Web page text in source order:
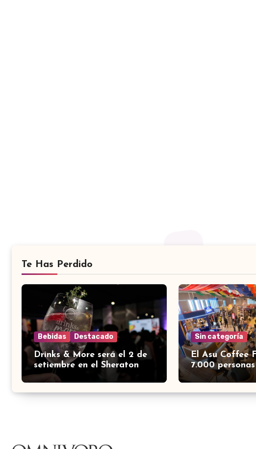
Te Has Perdido
Bebidas Destacado
Drinks & More será el 2 de
setiembre en el Sheraton
Sin categoría
El Asu Coffee
7.000